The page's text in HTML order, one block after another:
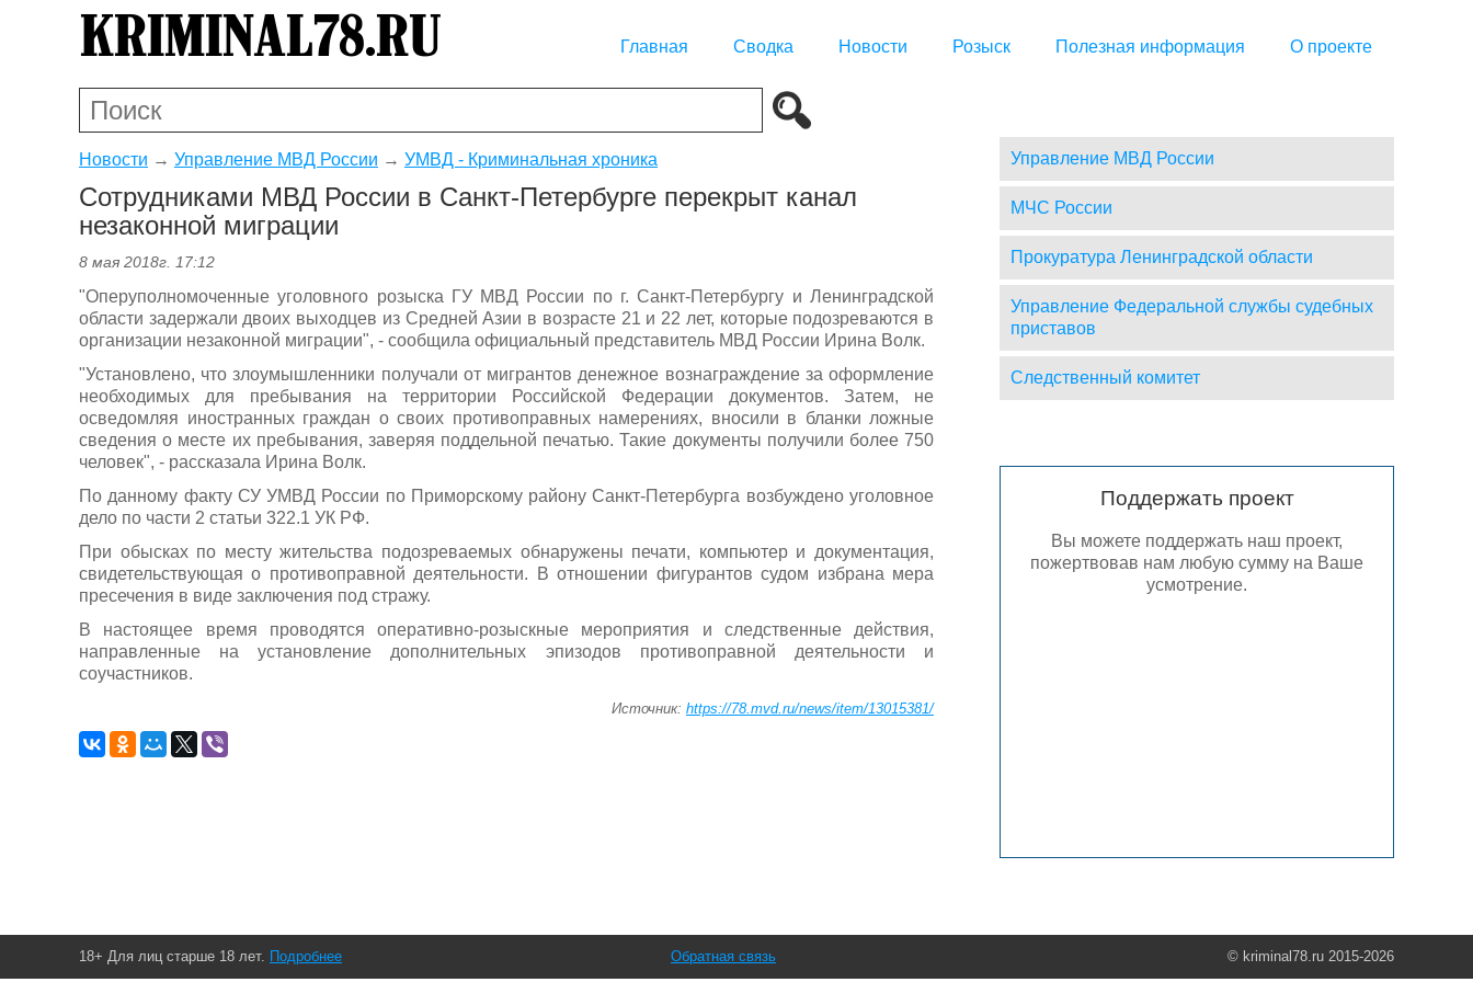
Главная Сводка Новости Розыск Полезная информация О проекте
Новости → Управление МВД России → УМВД - Криминальная хроника
Сотрудниками МВД России в Санкт-Петербурге перекрыт канал
незаконной миграции
8 мая 2018г. 17:12
"Оперуполномоченные уголовного розыска ГУ МВД России по г. Санкт-Петербургу и Ленинградской
области задержали двоих выходцев из Средней Азии в возрасте 21 и 22 лет, которые подозреваются в
организации незаконной миграции", - сообщила официальный представитель МВД России Ирина Волк.
"Установлено, что злоумышленники получали от мигрантов денежное вознаграждение за оформление
необходимых для пребывания на территории Российской Федерации документов. Затем, не
осведомляя иностранных граждан о своих противоправных намерениях, вносили в бланки ложные
сведения о месте их пребывания, заверяя поддельной печатью. Такие документы получили более 750
человек", - рассказала Ирина Волк.
По данному факту СУ УМВД России по Приморскому району Санкт-Петербурга возбуждено уголовное
дело по части 2 статьи 322.1 УК РФ.
При обысках по месту жительства подозреваемых обнаружены печати, компьютер и документация,
свидетельствующая о противоправной деятельности. В отношении фигурантов судом избрана мера
пресечения в виде заключения под стражу.
В настоящее время проводятся оперативно-розыскные мероприятия и следственные действия,
направленные на установление дополнительных эпизодов противоправной деятельности и
соучастников.
Источник: https://78.mvd.ru/news/item/13015381/
Управление МВД России
МЧС России
Прокуратура Ленинградской области
Управление Федеральной службы судебных
приставов
Следственный комитет
Поддержать проект
Вы можете поддержать наш проект,
пожертвовав нам любую сумму на Ваше
усмотрение.
18+ Для лиц старше 18 лет. Подробнее © kriminal78.ru 2015-2026
Обратная связь